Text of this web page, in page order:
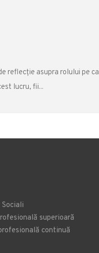
reflecție asupra rolului pe
lucru, fii...
superioară
continuă